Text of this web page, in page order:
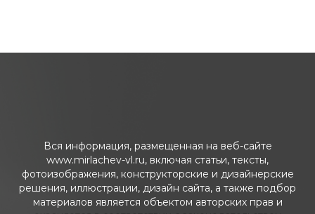
Вся информация, размещенная на веб-сайте
www.mirlachev-vl.ru, включая статьи, тексты,
фотоизображения, конструкторские и дизайнерские
решения, иллюстрации, дизайн сайта, а также подбор
материалов является объектом авторских прав и